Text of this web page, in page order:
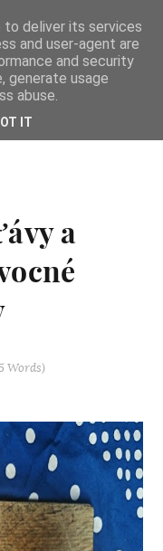
vegetariánské recepty
a
Words)
to deliver its services
and user-agent are
and security
generate usage
abuse.
IT